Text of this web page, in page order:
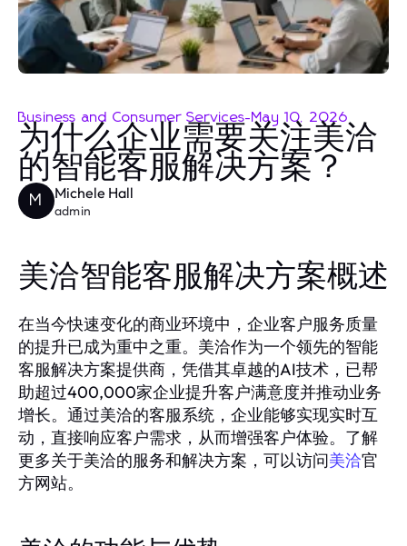
Business and Consumer Services-May 10, 2026
为什么企业需要关注美洽
的智能客服解决方案？
M Michele Hall
admin
美洽智能客服解决方案概述
在当今快速变化的商业环境中，企业客户服务质量
的提升已成为重中之重。美洽作为一个领先的智能
客服解决方案提供商，凭借其卓越的AI技术，已帮
助超过400,000家企业提升客户满意度并推动业务
增长。通过美洽的客服系统，企业能够实现实时互
动，直接响应客户需求，从而增强客户体验。了解
更多关于美洽的服务和解决方案，可以访问美洽官
方网站。